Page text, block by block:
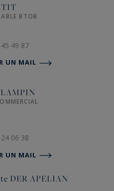
BTOB
49 87
UN MAIL
LAMPIN
06 38
UN MAIL
DER APELIAN